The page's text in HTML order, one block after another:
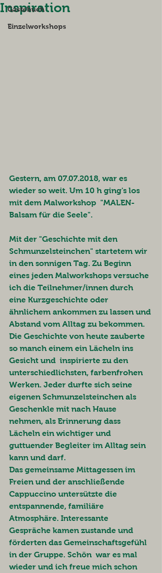
Gästebuch
Einzelworkshops
Inspiration
Gestern, am 07.07.2018, war es
wieder so weit. Um 10 h ging's los
mit dem Malworkshop  "MALEN-
Balsam für die Seele".
Mit der "Geschichte mit den
Schmunzelsteinchen" startetem wir
in den sonnigen Tag. Zu Beginn
eines jeden Malworkshops versuche
ich die Teilnehmer/innen durch
eine Kurzgeschichte oder
ähnlichem ankommen zu lassen und
Abstand vom Alltag zu bekommen.
Die Geschichte von heute zauberte
so manch einem ein Lächeln ins
Gesicht und  inspirierte zu den
unterschiedlichsten, farbenfrohen
Werken. Jeder durfte sich seine
eigenen Schmunzelsteinchen als
Geschenkle mit nach Hause
nehmen, als Erinnerung dass
Lächeln ein wichtiger und
guttuender Begleiter im Alltag sein
kann und darf.
Das gemeinsame Mittagessen im
Freien und der anschließende
Cappuccino untersützte die
entspannende, familiäre
Atmosphäre. Interessante
Gespräche kamen zustande und
förderten das Gemeinschaftsgefühl
in der Gruppe. Schön  war es mal
wieder und ich freue mich schon